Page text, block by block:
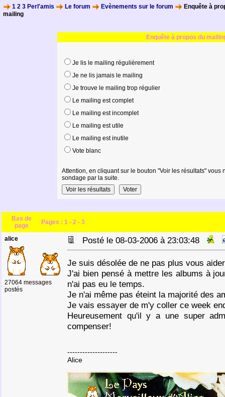
1 2 3 Perl'amis Le forum Evènements sur le forum
Enquête à
mailing
Enquête à propos du
Je lis le mailing régulièrement
Je ne lis jamais le mailing
Je trouve le mailing trop régulier
Le mailing est complet
Le mailing est incomplet
Le mailing est utile
Le mailing est inutile
Vote blanc
Attention, en cliquant sur le bouton "Voir les résultats" vous
sondage par la suite.
Bas de
page
Pages : 1 - 2 - 3
alice
27064 messages
postés
Posté le 08-03-2006 à 23:03:48
Je suis désolée de ne pas plus vous
J'ai bien pensé à mettre les albums à
n'ai pas eu le temps.
Je n'ai même pas éteint la majorité des
Je vais essayer de m'y coller ce week
Heureusement qu'il y a une super
compenser!
--------------------
Alice